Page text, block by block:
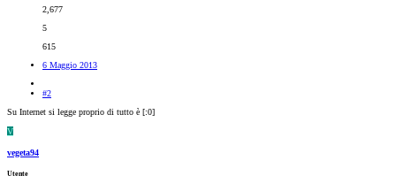
2,677
5
615
6 Maggio 2013
#2
Su Internet si legge proprio di tutto è [:0]
V
vegeta94
Utente